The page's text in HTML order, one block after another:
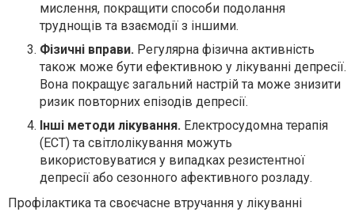
мислення, покращити способи подолання
труднощів та взаємодії з іншими.
Фізичні вправи. Регулярна фізична активність
також може бути ефективною у лікуванні депресії.
Вона покращує загальний настрій та може знизити
ризик повторних епізодів депресії.
Інші методи лікування. Електросудомна терапія
(ЕСТ) та світлолікування можуть
використовуватися у випадках резистентної
депресії або сезонного афективного розладу.
Профілактика та своєчасне втручання у лікуванні